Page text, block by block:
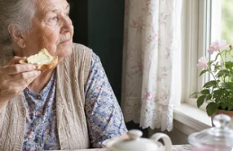
Fishermen - Watch